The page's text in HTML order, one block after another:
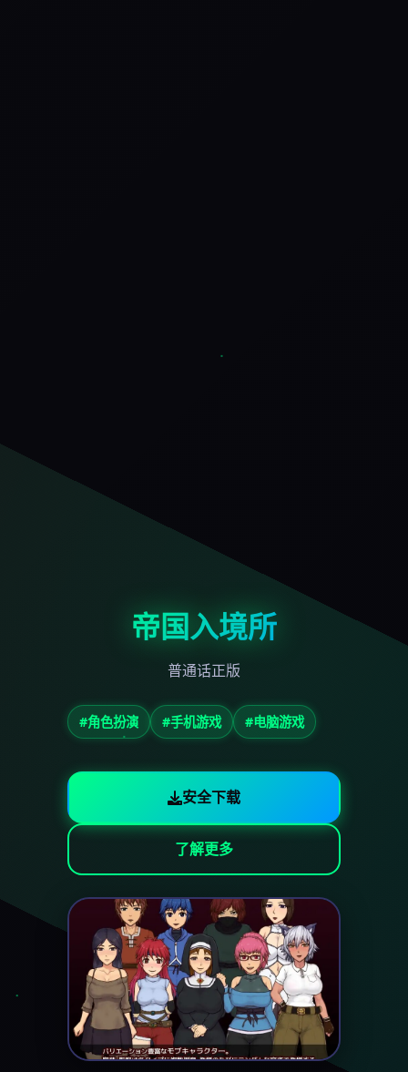
帝国入境所
普通话正版
#角色扮演 #手机游戏 #电脑游戏
安全下载
了解更多